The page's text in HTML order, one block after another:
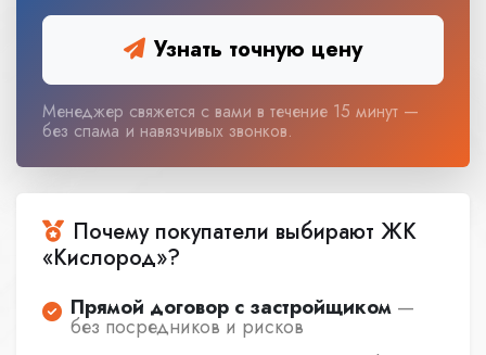
Узнать точную цену
Менеджер свяжется с вами в течение 15 минут —
без спама и навязчивых звонков.
Почему покупатели выбирают ЖК
«Кислород»?
Прямой договор с застройщиком —
без посредников и рисков